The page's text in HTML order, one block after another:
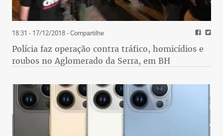
18:31 - 17/12/2018- Compartilhe
Polícia faz operação contra tráfico, homicídios e
roubos no Aglomerado da Serra, em BH